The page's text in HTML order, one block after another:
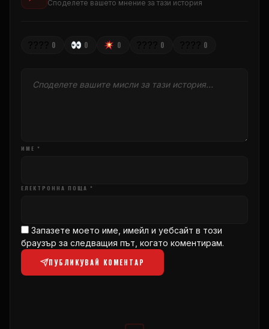
Споделете вашето мнение за тази история
0 0 0 0 0
ИМЕ *
ЕЛЕКТРОННА ПОЩА *
Запазете моето име, имейл и уебсайт в този
браузър за следващия път, когато коментирам.
ПУБЛИКУВАЙ КОМЕНТАР